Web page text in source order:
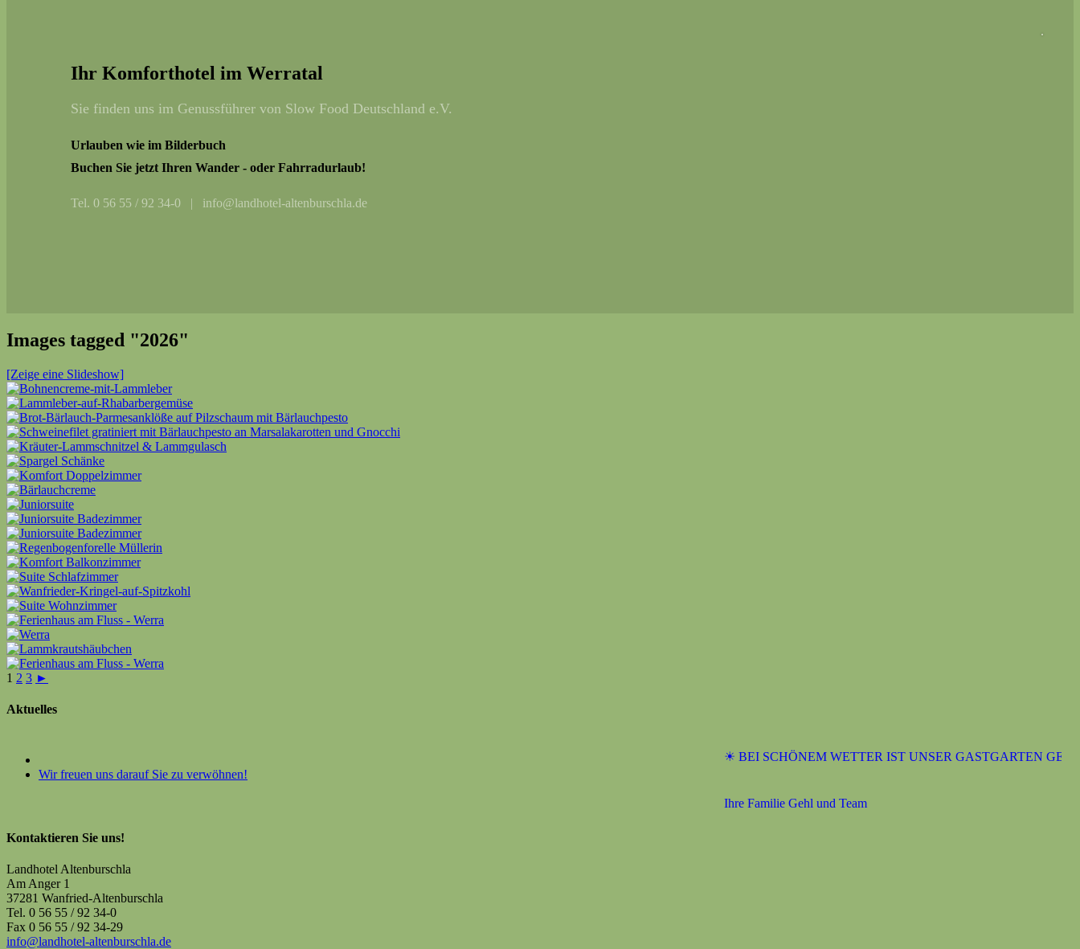
Ihr Komforthotel im Werratal
Sie finden uns im Genussführer von Slow Food Deutschland e.V.
Urlauben wie im Bilderbuch
Buchen Sie jetzt Ihren Wander - oder Fahrradurlaub!
Tel. 0 56 55 / 92 34-0 | info@landhotel-altenburschla.de
Images tagged "2026"
[Zeige eine Slideshow]
1 2 3 ►
Aktuelles
☀ BEI SCHÖNEM WETTER IST UNSER GASTGARTEN
Wir freuen uns darauf Sie zu verwöhnen!
Ihre Familie Gehl und Team
Kontaktieren Sie uns!
Landhotel Altenburschla
Am Anger 1
37281 Wanfried-Altenburschla
Tel. 0 56 55 / 92 34-0
Fax 0 56 55 / 92 34-29
info@landhotel-altenburschla.de